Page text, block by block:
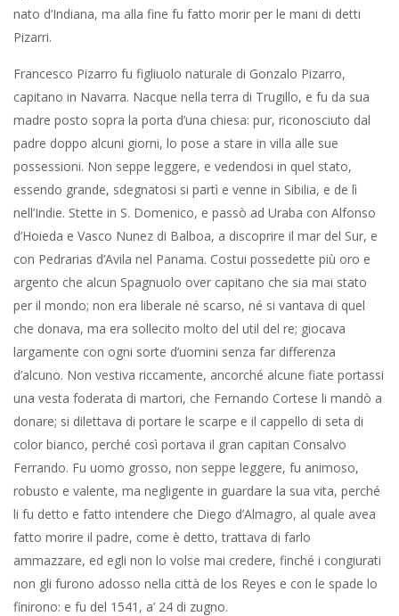
nato d’Indiana, ma alla fine fu fatto morir per le mani di detti
Pizarri.
Francesco Pizarro fu figliuolo naturale di Gonzalo Pizarro,
capitano in Navarra. Nacque nella terra di Trugillo, e fu da sua
madre posto sopra la porta d’una chiesa: pur, riconosciuto dal
padre doppo alcuni giorni, lo pose a stare in villa alle sue
possessioni. Non seppe leggere, e vedendosi in quel stato,
essendo grande, sdegnatosi si partì e venne in Sibilia, e de lì
nell’Indie. Stette in S. Domenico, e passò ad Uraba con Alfonso
d’Hoieda e Vasco Nunez di Balboa, a discoprire il mar del Sur, e
con Pedrarias d’Avila nel Panama. Costui possedette più oro e
argento che alcun Spagnuolo over capitano che sia mai stato
per il mondo; non era liberale né scarso, né si vantava di quel
che donava, ma era sollecito molto del util del re; giocava
largamente con ogni sorte d’uomini senza far differenza
d’alcuno. Non vestiva riccamente, ancorché alcune fiate portassi
una vesta foderata di martori, che Fernando Cortese li mandò a
donare; si dilettava di portare le scarpe e il cappello di seta di
color bianco, perché così portava il gran capitan Consalvo
Ferrando. Fu uomo grosso, non seppe leggere, fu animoso,
robusto e valente, ma negligente in guardare la sua vita, perché
li fu detto e fatto intendere che Diego d’Almagro, al quale avea
fatto morire il padre, come è detto, trattava di farlo
ammazzare, ed egli non lo volse mai credere, finché i congiurati
non gli furono adosso nella città de los Reyes e con le spade lo
finirono: e fu del 1541, a’ 24 di zugno.